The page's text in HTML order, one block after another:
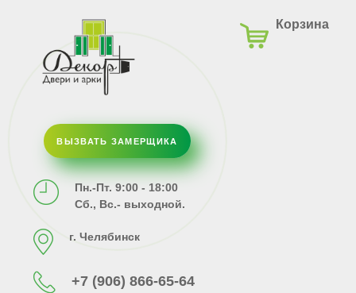
Корзина
ВЫЗВАТЬ ЗАМЕРЩИКА
Пн.-Пт. 9:00 - 18:00
Сб., Вс.- выходной.
г. Челябинск
+7 (906) 866-65-64